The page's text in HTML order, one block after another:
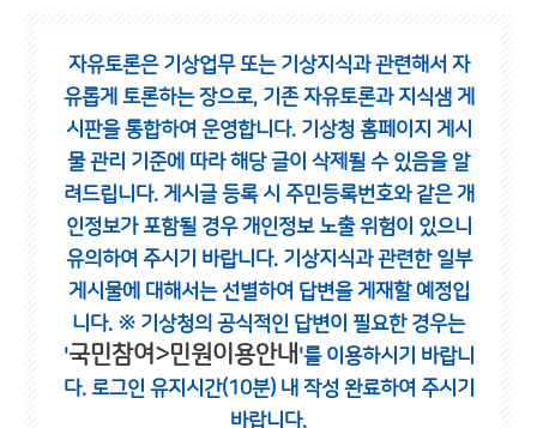
자유토론은 기상업무 또는 기상지식과 관련해서 자
유롭게 토론하는 장으로, 기존 자유토론과 지식샘 게
시판을 통합하여 운영합니다. 기상청 홈페이지 게시
물 관리 기준에 따라 해당 글이 삭제될 수 있음을 알
려드립니다. 게시글 등록 시 주민등록번호와 같은 개
인정보가 포함될 경우 개인정보 노출 위험이 있으니
유의하여 주시기 바랍니다. 기상지식과 관련한 일부
게시물에 대해서는 선별하여 답변을 게재할 예정입
니다. ※ 기상청의 공식적인 답변이 필요한 경우는
'국민참여>민원이용안내 '를 이용하시기 바랍니
다. 로그인 유지시간(10분) 내 작성 완료하여 주시기
바랍니다.